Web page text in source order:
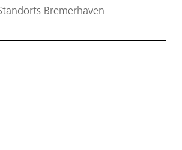
Bremerhaven